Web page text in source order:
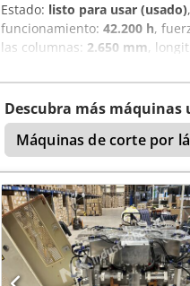
Estado: listo para usar (usado)
funcionamiento: 42.200 h,
las columnas: 2.650 mm,
TruBend 5130, con utillaje
4 ejes, Crowning CNC, TASC
10.000 € Matriz inferior:
Punzon superior fino altura
20mm, radio 3mm - 600mm -
Descubra más máquinas
Máquinas de corte por